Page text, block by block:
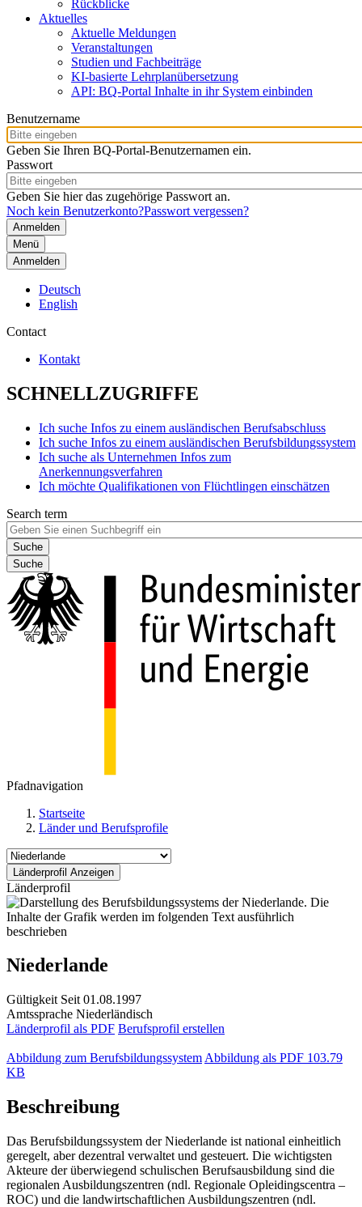
Rückblicke
Aktuelles
Aktuelle Meldungen
Veranstaltungen
Studien und Fachbeiträge
KI-basierte Lehrplanübersetzung
API: BQ-Portal Inhalte in ihr System einbinden
Benutzername
Geben Sie Ihren BQ-Portal-Benutzernamen ein.
Passwort
Geben Sie hier das zugehörige Passwort an.
Noch kein Benutzerkonto?Passwort vergessen?
Menü
Anmelden
Deutsch
English
Contact
Kontakt
SCHNELLZUGRIFFE
Ich suche Infos zu einem ausländischen Berufsabschluss
Ich suche Infos zu einem ausländischen Berufsbildungssystem
Ich suche als Unternehmen Infos zum
Anerkennungsverfahren
Ich möchte Qualifikationen von Flüchtlingen einschätzen
Search term
Suche
Pfadnavigation
Startseite
Länder und Berufsprofile
Länderprofil
Niederlande
Gültigkeit Seit 01.08.1997
Amtssprache Niederländisch
Länderprofil als PDF Berufsprofil erstellen
Abbildung zum Berufsbildungssystem Abbildung als PDF 103.79
KB
Beschreibung
Das Berufsbildungssystem der Niederlande ist national einheitlich
geregelt, aber dezentral verwaltet und gesteuert. Die wichtigsten
Akteure der überwiegend schulischen Berufsausbildung sind die
regionalen Ausbildungszentren (ndl. Regionale Opleidingscentra –
ROC) und die landwirtschaftlichen Ausbildungszentren (ndl.